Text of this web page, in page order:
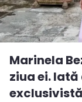
Marinela
ziua ei.